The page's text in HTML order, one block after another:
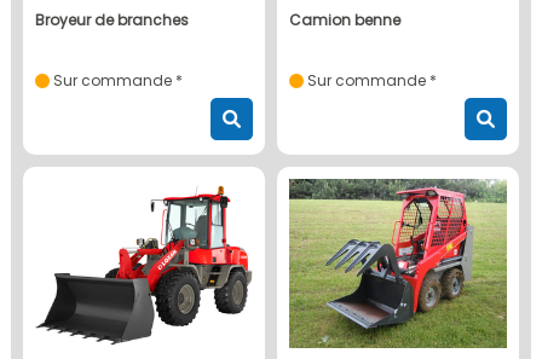
broyeur de branches
Sur commande *
camion benne
Sur commande *